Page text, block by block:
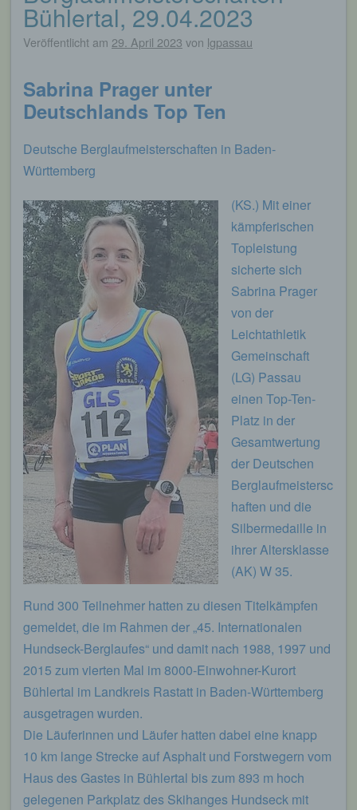
Bühlertal, 29.04.2023
Veröffentlicht am 29. April 2023 von lgpassau
Sabrina Prager unter
Deutschlands Top Ten
Deutsche Berglaufmeisterschaften in Baden-
Württemberg
(KS.) Mit einer
kämpferischen
Topleistung
sicherte sich
Sabrina Prager
von der
Leichtathletik
Gemeinschaft
(LG) Passau
einen Top-Ten-
Platz in der
Gesamtwertung
der Deutschen
Berglaufmeistersc
haften und die
Silbermedaille in
ihrer Altersklasse
(AK) W 35.
Rund 300 Teilnehmer hatten zu diesen Titelkämpfen
gemeldet, die im Rahmen der „45. Internationalen
Hundseck-Berglaufes“ und damit nach 1988, 1997 und
2015 zum vierten Mal im 8000-Einwohner-Kurort
Bühlertal im Landkreis Rastatt in Baden-Württemberg
ausgetragen wurden.
Die Läuferinnen und Läufer hatten dabei eine knapp
10 km lange Strecke auf Asphalt und Forstwegern vom
Haus des Gastes in Bühlertal bis zum 893 m hoch
gelegenen Parkplatz des Skihanges Hundseck mit